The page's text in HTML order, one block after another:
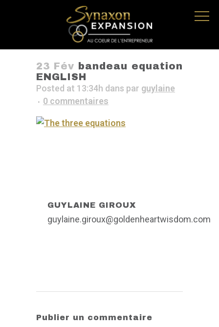
23 Fév bandeau equation
ENGLISH
Posted at 13:34h dans par guylaine
0 commentaires
GUYLAINE GIROUX
guylaine.giroux@goldenheartwisdom.com
Publier un commentaire